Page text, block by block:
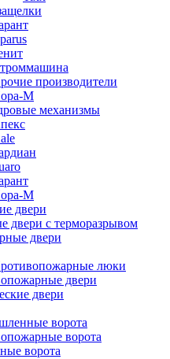
производители
М
механизмы
М
двери
двери с терморазрывом
двери
люки
двери
двери
ворота
ворота
ворота